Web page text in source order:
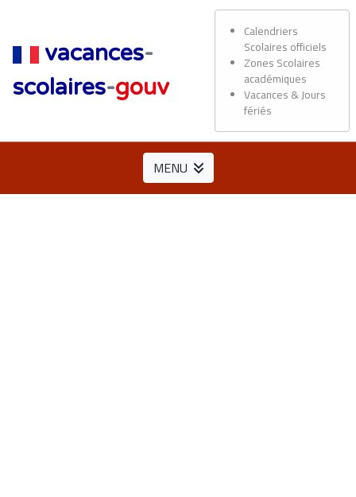
vacances-
scolaires-gouv
Calendriers
Scolaires officiels
Zones Scolaires
académiques
Vacances & Jours
fériés
MENU